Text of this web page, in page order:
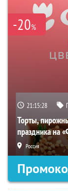
-20%
21:15:27
Торты,
праздника на
Россия